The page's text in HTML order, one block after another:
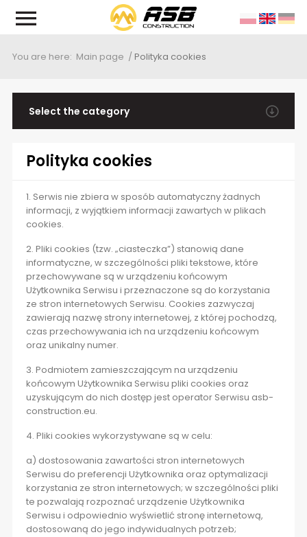
and objectives
You are here: Main page / Polityka cookies
Select the category
Polityka cookies
Polityka cookies
1. Serwis nie zbiera w sposób automatyczny żadnych
informacji, z wyjątkiem informacji zawartych w plikach
cookies.
2. Pliki cookies (tzw. „ciasteczka”) stanowią dane
informatyczne, w szczególności pliki tekstowe, które
przechowywane są w urządzeniu końcowym
Użytkownika Serwisu i przeznaczone są do korzystania
ze stron internetowych Serwisu. Cookies zazwyczaj
zawierają nazwę strony internetowej, z której pochodzą,
czas przechowywania ich na urządzeniu końcowym
oraz unikalny numer.
3. Podmiotem zamieszczającym na urządzeniu
końcowym Użytkownika Serwisu pliki cookies oraz
uzyskującym do nich dostęp jest operator Serwisu asb-
construction.eu.
4. Pliki cookies wykorzystywane są w celu:
a) dostosowania zawartości stron internetowych
Serwisu do preferencji Użytkownika oraz optymalizacji
korzystania ze stron internetowych; w szczególności pliki
te pozwalają rozpoznać urządzenie Użytkownika
Serwisu i odpowiednio wyświetlić stronę internetową,
dostosowaną do jego indywidualnych potrzeb;